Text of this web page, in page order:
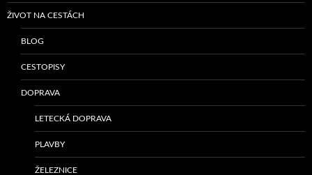
ŽIVOT NA CESTÁCH
BLOG
CESTOPISY
DOPRAVA
LETECKÁ DOPRAVA
PLAVBY
ŽELEZNICE